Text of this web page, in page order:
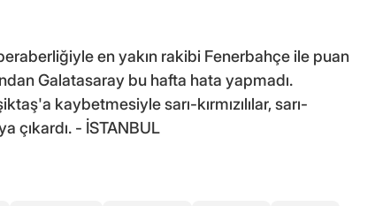
en yakın rakibi Fenerbahçe ile puan
Galatasaray bu hafta hata yapmadı.
kaybetmesiyle sarı-kırmızılılar, sarı-
çıkardı. - İSTANBUL